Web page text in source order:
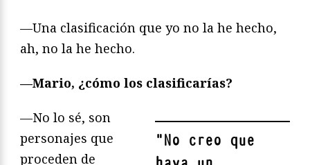
—Una clasificación que yo no la he hecho,
ah, no la he hecho.
—Mario, ¿cómo los clasificarías?
"No creo que
—No lo sé, son
personajes que
proceden de